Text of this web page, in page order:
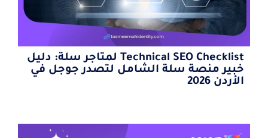
Technical SEO Checklist لمتاجر سلة: دليل
خبير منصة سلة الشامل لتصدر جوجل في
الأردن 2026